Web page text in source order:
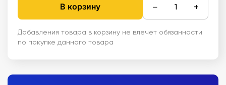
В корзину − +
Добавления товара в корзину не влечет обязанности
по покупке данного товара